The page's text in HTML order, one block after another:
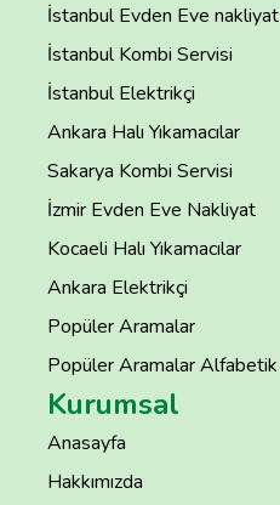
İstanbul Evden Eve nakliyat
İstanbul Kombi Servisi
İstanbul Elektrikçi
Ankara Halı Yıkamacılar
Sakarya Kombi Servisi
İzmir Evden Eve Nakliyat
Kocaeli Halı Yıkamacılar
Ankara Elektrikçi
Popüler Aramalar
Popüler Aramalar Alfabetik
Kurumsal
Anasayfa
Hakkımızda